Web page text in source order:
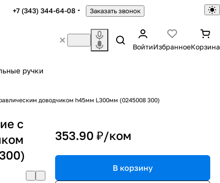
+7 (343) 344-64-08 Заказать звонок
ВойтиИзбранноеКорзина
ручки
доводчиком h45мм L300мм (0245008 300)
с
353.90 ₽/ком
В корзину